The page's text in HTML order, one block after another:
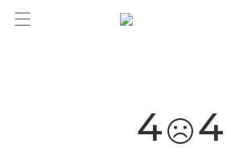
você merece 30% OFF pra comemorar
4 4